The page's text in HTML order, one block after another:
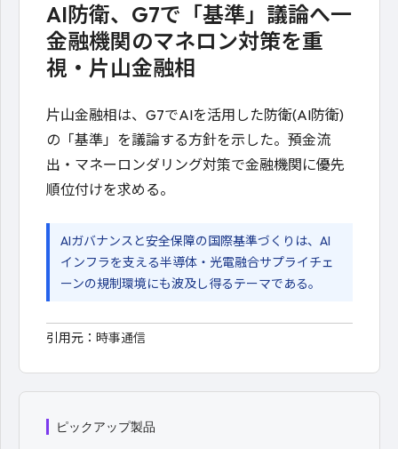
AI防衛、G7で「基準」議論へ一
金融機関のマネロン対策を重
視・片山金融相
片山金融相は、G7でAIを活用した防衛(AI防衛)
の「基準」を議論する方針を示した。預金流
出・マネーロンダリング対策で金融機関に優先
順位付けを求める。
AIガバナンスと安全保障の国際基準づくりは、AI
インフラを支える半導体・光電融合サプライチェ
ーンの規制環境にも波及し得るテーマである。
引用元： 時事通信
ピックアップ製品